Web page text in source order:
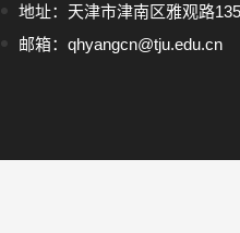
地址：天津市津南区雅观路
邮箱：qhyangcn@tju.edu.cn